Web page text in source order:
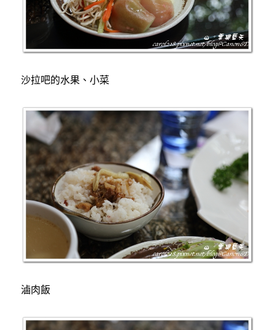
沙拉吧的水果、小菜
滷肉飯